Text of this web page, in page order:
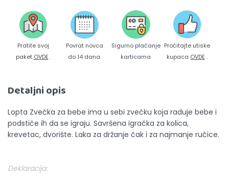
Pratite svoj
paket OVDE .
Povrat novca
do 14 dana.
Sigurno plaćanje
karticama
Pročitajte utiske
kupaca OVDE .
Detaljni opis
Lopta Zvečka za bebe ima u sebi zvečku koja raduje bebe i
podstiče ih da se igraju. Savršena igračka za kolica,
krevetac, dvorište. Laka za držanje čak i za najmanje ručice.
Deklaracija: